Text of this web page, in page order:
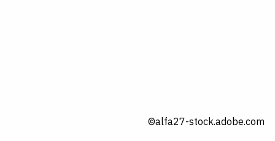
©alfa27-stock.adobe.com